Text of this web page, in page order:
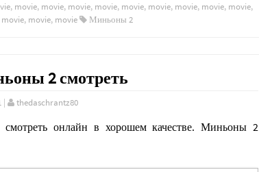
, movie, movie, movie, movie, movie, movie, movie, movie, movie,
movie, movie, movie Миньоны 2
2 смотреть
| thedaschrantz80
онлайн в хорошем качестве. Миньоны 2